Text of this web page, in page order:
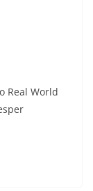
Real World